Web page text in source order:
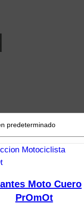
Moto Cuero
PrOmOt